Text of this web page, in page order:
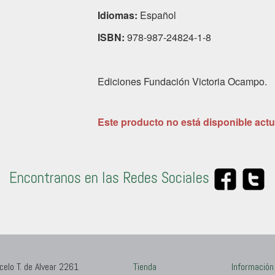
Idiomas: Español
ISBN: 978-987-24824-1-8
Ediciones Fundación Victoria Ocampo.
Este producto no está disponible
Encontranos en las Redes Sociales
T. de Alvear 2261 Tienda Información